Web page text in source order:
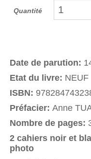
Quantité
Date de parution:
Etat du livre: NEUF
ISBN:
Préfacier: Anne
Nombre de pages:
2 cahiers noir et
photo